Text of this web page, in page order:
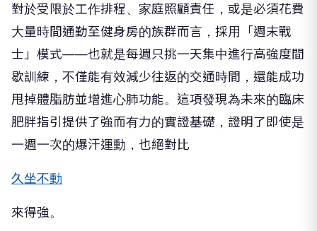
對於受限於工作排程、家庭照顧責任，或是必須花費
大量時間通勤至健身房的族群而言，採用「週末戰
士」模式——也就是每週只挑一天集中進行高強度間
歇訓練，不僅能有效減少往返的交通時間，還能成功
甩掉體脂肪並增進心肺功能。這項發現為未來的臨床
肥胖指引提供了強而有力的實證基礎，證明了即使是
一週一次的爆汗運動，也絕對比
久坐不動
來得強。